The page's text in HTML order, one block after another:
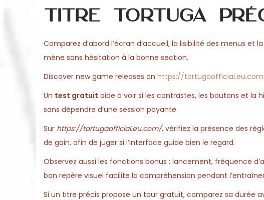
titre Tortuga
Comparez d’abord l’écran d’accueil, la lisibilité des menus
mène sans hésitation à la bonne section.
Discover new game releases on https://
Un test gratuit aide à voir si les contrastes, les boutons et la
sans dépendre d’une session payante.
Sur https://tortugaofficial.eu.com/, vérifiez la présence des
de gain, afin de juger si l’interface guide bien le regard.
Observez aussi les fonctions bonus : lancement, fréquence
bon repère visuel facilite la compréhension pendant
Si un titre précis propose un tour gratuit, comparez sa durée